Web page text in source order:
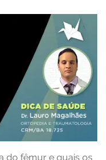
do fêmur e quais os